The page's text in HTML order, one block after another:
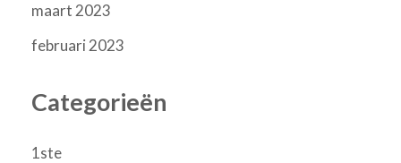
maart 2023
februari 2023
Categorieën
1ste